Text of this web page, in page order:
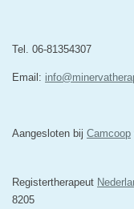
Tel. 06-81354307
Email:
Aangesloten bij Camcoop
Registertherapeut
8205